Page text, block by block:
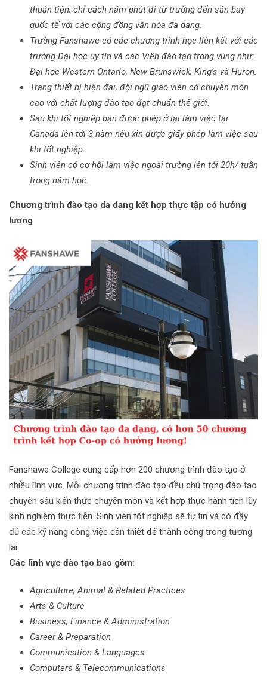
thuận tiện; chỉ cách năm phút đi từ trường đến sân bay
quốc tế với các cộng đồng văn hóa đa dạng.
Trường Fanshawe có các chương trình học liên kết với các
trường Đại học uy tín và các Viện đào tạo trong vùng như:
Đại học Western Ontario, New Brunswick, King’s và Huron.
Trang thiết bị hiện đại, đội ngũ giáo viên có chuyên môn
cao với chất lượng đào tạo đạt chuẩn thế giới.
Sau khi tốt nghiệp bạn được phép ở lại làm việc tại
Canada lên tới 3 năm nếu xin được giấy phép làm việc sau
khi tốt nghiệp.
Sinh viên có cơ hội làm việc ngoài trường lên tới 20h/ tuần
trong năm học.
Chương trình đào tạo da dạng kết hợp thực tập có hưởng
lương
Fanshawe College cung cấp hơn 200 chương trình đào tạo ở
nhiều lĩnh vực. Mỗi chương trình đào tạo đều chú trọng đào tạo
chuyên sâu kiến thức chuyên môn và kết hợp thực hành tích lũy
kinh nghiệm thực tiễn. Sinh viên tốt nghiệp sẽ tự tin và có đầy
đủ các kỹ năng công việc cần thiết để thành công trong tương
lai.
Các lĩnh vực đào tạo bao gồm:
Agriculture, Animal & Related Practices
Arts & Culture
Business, Finance & Administration
Career & Preparation
Communication & Languages
Computers & Telecommunications